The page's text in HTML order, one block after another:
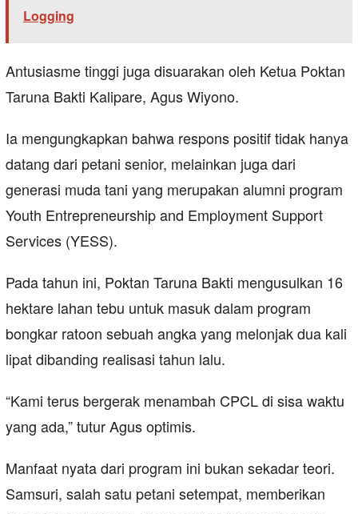
Logging
Antusiasme tinggi juga disuarakan oleh Ketua Poktan
Taruna Bakti Kalipare, Agus Wiyono.
Ia mengungkapkan bahwa respons positif tidak hanya
datang dari petani senior, melainkan juga dari
generasi muda tani yang merupakan alumni program
Youth Entrepreneurship and Employment Support
Services (YESS).
Pada tahun ini, Poktan Taruna Bakti mengusulkan 16
hektare lahan tebu untuk masuk dalam program
bongkar ratoon sebuah angka yang melonjak dua kali
lipat dibanding realisasi tahun lalu.
“Kami terus bergerak menambah CPCL di sisa waktu
yang ada,” tutur Agus optimis.
Manfaat nyata dari program ini bukan sekadar teori.
Samsuri, salah satu petani setempat, memberikan